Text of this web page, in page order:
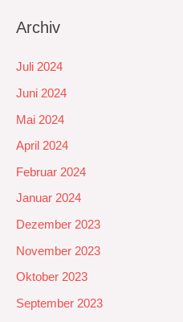
Archiv
Juli 2024
Juni 2024
Mai 2024
April 2024
Februar 2024
Januar 2024
Dezember 2023
November 2023
Oktober 2023
September 2023